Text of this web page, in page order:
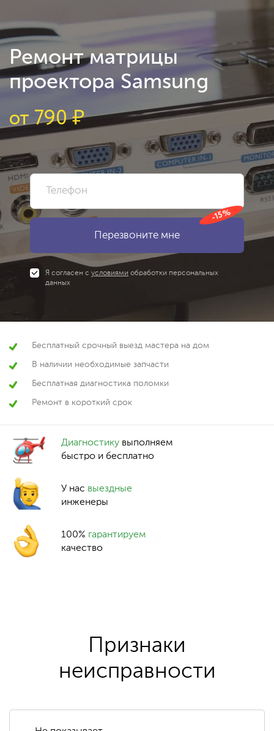
Ремонт матрицы
проектора Samsung
от790₽
-15%
Я согласен с условиями обработки персональных
данных
Бесплатный срочный выезд мастера на дом
В наличии необходимые запчасти
Бесплатная диагностика поломки
Ремонт в короткий срок
Диагностику выполняем
быстро и бесплатно
У нас выездные
инженеры
100% гарантируем
качество
Признаки
неисправности